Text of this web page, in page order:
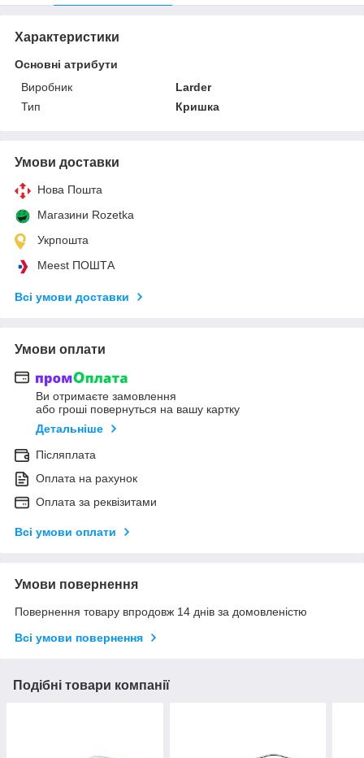
Характеристики
Основні атрибути
Виробник
Larder
Тип
Кришка
Умови доставки
Нова Пошта
Магазини Rozetka
Укрпошта
Meest ПОШТА
Всі умови доставки
Умови оплати
Ви отримаєте замовлення
або гроші повернуться на вашу картку
Детальніше
Післяплата
Оплата на рахунок
Оплата за реквізитами
Всі умови оплати
Умови повернення
Повернення товару впродовж 14 днів за домовленістю
Всі умови повернення
Подібні товари компанії